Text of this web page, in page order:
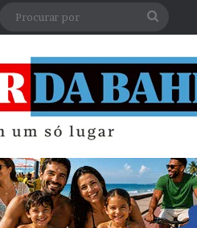
Barra Lateral